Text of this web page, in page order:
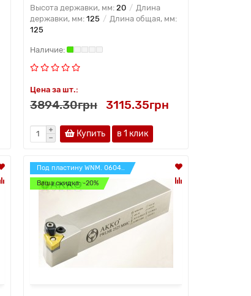
Высота державки, мм: 20
Длина
державки, мм: 125
Длина общая, мм:
125
Цена за шт.:
3894.30грн 3115.35грн
Купить в 1 клик
Под пластину WNM. 0604..
Ваша скидка: -20%